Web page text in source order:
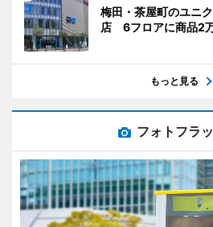
梅田・茶屋町のユニ
店 6フロアに商品2
もっと見る
フォトフラ